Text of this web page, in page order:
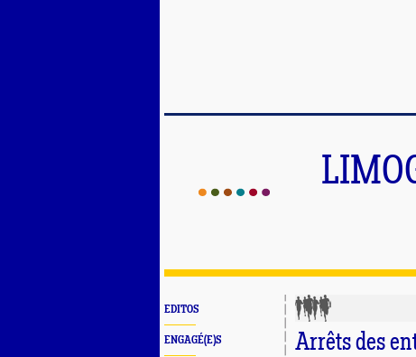
EDITOS
ENGAGÉ(E)S Arrêts des